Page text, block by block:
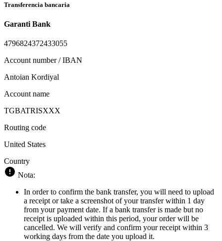
Transferencia bancaria
Garanti Bank
4796824372433055
Account number / IBAN
Antoian Kordiyal
Account name
TGBATRISXXX
Routing code
United States
Country
Nota:
In order to confirm the bank transfer, you will need to upload
a receipt or take a screenshot of your transfer within 1 day
from your payment date. If a bank transfer is made but no
receipt is uploaded within this period, your order will be
cancelled. We will verify and confirm your receipt within 3
working days from the date you upload it.